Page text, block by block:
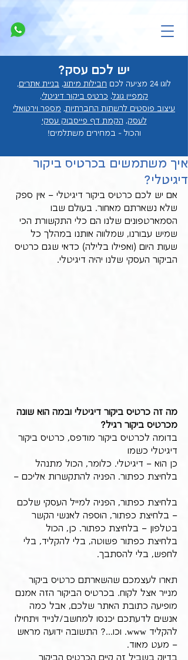
יש לכם עסק?
לוגו 24 מציעה לכם חבילות מיתוג, בניית אתרים,
קמפיין גוגל, כרטיס ביקור דיגיטלי,
עיצוב פוסטים לרשתות החברתיות, מספר וירטואלי
לעסק, הקמת דף פייסבוק עסקי
והכול - במחירים משתלמים!
איך משתמשים בכרטיס ביקור
דיגיטלי?
אם יש לכם כרטיס ביקור דיגיטלי – אין ספק
שלא נשארתם מאחור. בעולם שבו
הסמארטפונים שלנו הם כלי התקשורת הכי
שמיש עבורנו, שמלווה אותנו במהלך כל
שעות היום (ואפילו בלילה) כדאי שגם כרטיס
הביקור העסקי שלנו יהיה דיגיטלי.
מה זה כרטיס ביקור דיגיטלי ובמה הוא שונה
מכרטיס ביקור רגיל?
בדומה לכרטיס ביקור מודפס, כרטיס ביקור
דיגיטלי כשמו
כן הוא – דיגיטלי. כלומר, הכול מתנהל
בלחיצת כפתור. הפניה להתקשרות אליכם –
בלחיצת כפתור, הפניה למייל העסקי שלכם
– בלחיצת כפתור, הוספה לאנשי הקשר
בטלפון – בלחיצת כפתור. כן, הכול
בלחיצת כפתור פשוטה, בלי להקליד, בלי
לחפש, בלי להסתבך.
תארו לעצמכם שהשארתם כרטיס ביקור
מנייר אצל לקוח. בכרטיס הביקור הזה אמנם
מופיעה כתובת האתר שלכם, אבל כמה
אנשים לדעתכם יכנסו למחשב/לנייד ויתחילו
להקליד www. וכו...? התשובה ידועה מראש
– מעט מאוד.